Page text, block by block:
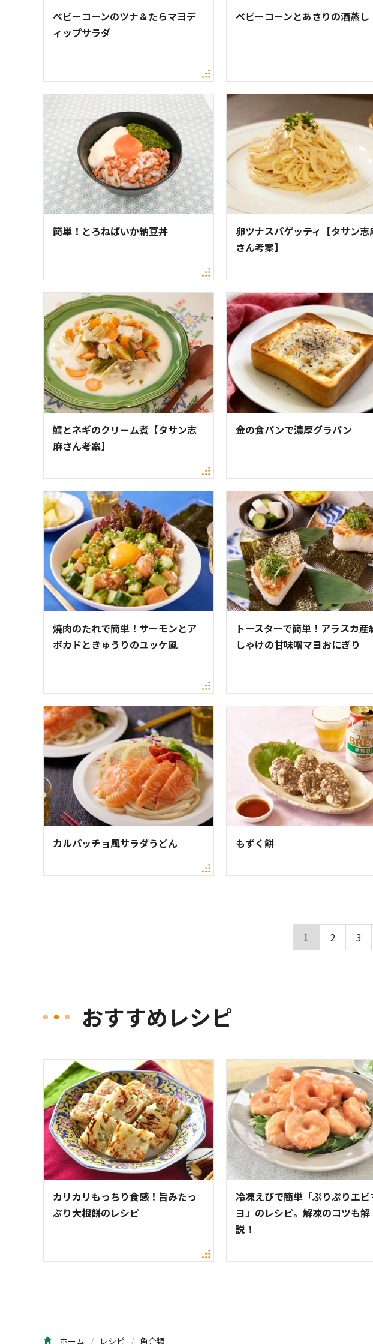
ベビーコーンのツナ＆たらマヨデ
ィップサラダ
ベビーコーンとあさりの酒蒸し
簡単！とろねばいか納豆丼
卵ツナスパゲッティ【タサン志
さん考案】
鱈とネギのクリーム煮【タサン志
麻さん考案】
金の食パンで濃厚グラパン
焼肉のたれで簡単！サーモンとア
ボカドときゅうりのユッケ風
トースターで簡単！アラスカ産
しゃけの甘味噌マヨおにぎり
カルパッチョ風サラダうどん もずく餅
1 2 3
おすすめレシピ
カリカリもっちり食感！旨みたっ
ぷり大根餅のレシピ
冷凍えびで簡単「ぷりぷりエビ
ヨ」のレシピ。解凍のコツも解
説！
ホーム レシピ 魚介類